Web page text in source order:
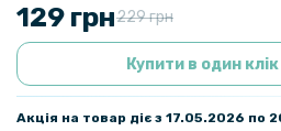
129 грн229 грн
Купити в один клік
Акція на товар діє з 17.05.2026 по